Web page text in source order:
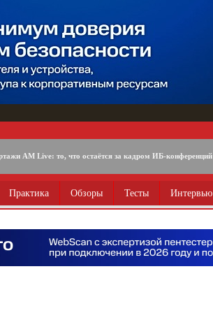
AM Live: то, что остаётся за кадром ИБ-конференций
Практика Обзоры Тесты Интервью